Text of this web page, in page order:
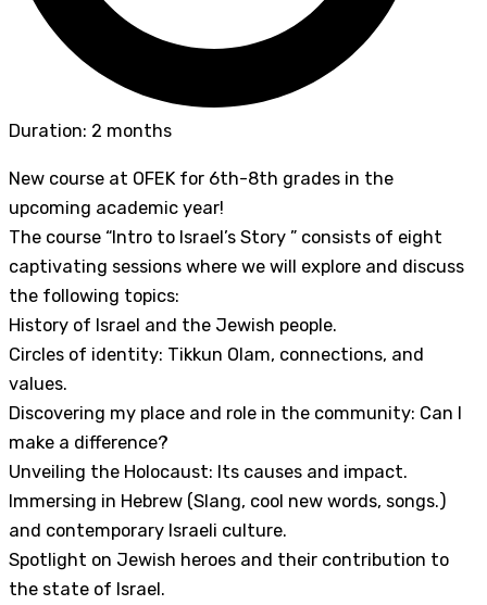
Duration: 2 months
New course at OFEK for 6th-8th grades in the
upcoming academic year!
The course “Intro to Israel’s Story ” consists of eight
captivating sessions where we will explore and discuss
the following topics:
History of Israel and the Jewish people.
Circles of identity: Tikkun Olam, connections, and
values.
Discovering my place and role in the community: Can I
make a difference?
Unveiling the Holocaust: Its causes and impact.
Immersing in Hebrew (Slang, cool new words, songs.)
and contemporary Israeli culture.
Spotlight on Jewish heroes and their contribution to
the state of Israel.